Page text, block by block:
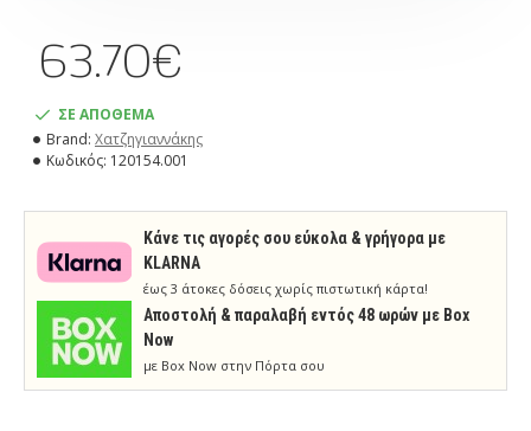
ΣΕ ΑΠΟΘΕΜΑ
Brand: Χατζηγιαννάκης
Κωδικός: 120154.001
63.70€
Κάνε τις αγορές σου εύκολα & γρήγορα με
KLARNA
έως 3 άτοκες δόσεις χωρίς πιστωτική κάρτα!
Aποστολή & παραλαβή εντός 48 ωρών με Box
Now
με Box Now στην Πόρτα σου